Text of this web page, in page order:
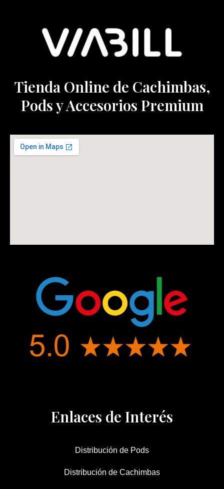
Tienda Online de Cachimbas,
Pods y Accesorios Premium
Enlaces de Interés
Distribución de Pods
Distribución de Cachimbas